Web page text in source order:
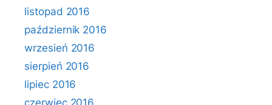
listopad 2016
październik 2016
wrzesień 2016
sierpień 2016
lipiec 2016
czerwiec 2016